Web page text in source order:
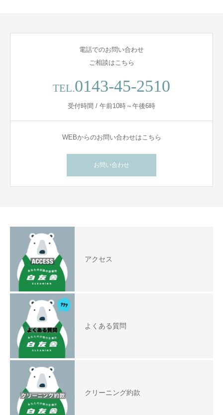
電話でのお問い合わせ
ご相談はこちら
TEL.0143-45-2510
受付時間 / 午前10時～午後6時
WEBからのお問い合わせはこちら
お問い合わせ
アクセス
よくある質問
クリーニング約款